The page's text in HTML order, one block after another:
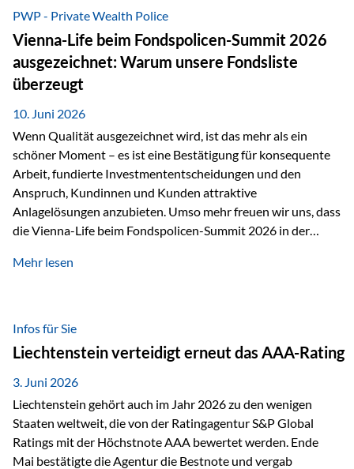
Leitfähigkeit aller Metalle. Diese Eigenschaft macht es für
zahlreiche Zukunftstechnologien praktisch unverzichtbar.
Silber findet sich unter anderem in: Solarmodulen
Elektrofahrzeugen Halbleitern Smartphones und Tablets…
PWP - Private Wealth Police
Vienna-Life beim Fondspolicen-Summit 2026
ausgezeichnet: Warum unsere Fondsliste
überzeugt
10. Juni 2026
Wenn Qualität ausgezeichnet wird, ist das mehr als ein
schöner Moment – es ist eine Bestätigung für konsequente
Arbeit, fundierte Investmententscheidungen und den
Anspruch, Kundinnen und Kunden attraktive
Anlagelösungen anzubieten. Umso mehr freuen wir uns, dass
die Vienna-Life beim Fondspolicen-Summit 2026 in der
dieser Ehrung ist der renommierte Fondspolicenreport der
analysiert und verglichen wurden. Das Ergebnis: Die ETF-
Auswahl der Vienna-Life zählt zu den drei besten Angeboten
am Markt. Für uns ist diese Auszeichnung eine Bestätigung
unseres Weges und unseres Anspruchs,…
Mehr lesen
Infos für Sie
Liechtenstein verteidigt erneut das AAA-Rating
3. Juni 2026
Liechtenstein gehört auch im Jahr 2026 zu den wenigen
Staaten weltweit, die von der Ratingagentur S&P Global
Ratings mit der Höchstnote AAA bewertet werden. Ende
Mai bestätigte die Agentur die Bestnote und vergab